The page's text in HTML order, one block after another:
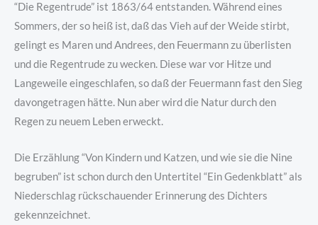
“Die Regentrude” ist 1863/64 entstanden. Während eines
Sommers, der so heiß ist, daß das Vieh auf der Weide stirbt,
gelingt es Maren und Andrees, den Feuermann zu überlisten
und die Regentrude zu wecken. Diese war vor Hitze und
Langeweile eingeschlafen, so daß der Feuermann fast den Sieg
davongetragen hätte. Nun aber wird die Natur durch den
Regen zu neuem Leben erweckt.
Die Erzählung “Von Kindern und Katzen, und wie sie die Nine
begruben” ist schon durch den Untertitel “Ein Gedenkblatt” als
Niederschlag rückschauender Erinnerung des Dichters
gekennzeichnet.